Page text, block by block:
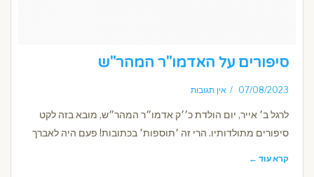
סיפורים על האדמו"ר המהר"ש
07/08/2023 אין תגובות
לרגל ב׳ אייר, יום הולדת כ׳׳ק אדמו״ר המהר״ש, מובא בזה לקט
סיפורים מתולדותיו. הרי זה ׳תוספות׳ בכתובות! פעם היה לאברך
קרא עוד ←